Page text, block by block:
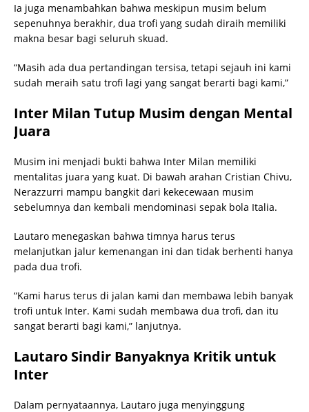
Ia juga menambahkan bahwa meskipun musim belum
sepenuhnya berakhir, dua trofi yang sudah diraih memiliki
makna besar bagi seluruh skuad.
“Masih ada dua pertandingan tersisa, tetapi sejauh ini kami
sudah meraih satu trofi lagi yang sangat berarti bagi kami,”
Inter Milan Tutup Musim dengan Mental
Juara
Musim ini menjadi bukti bahwa Inter Milan memiliki
mentalitas juara yang kuat. Di bawah arahan Cristian Chivu,
Nerazzurri mampu bangkit dari kekecewaan musim
sebelumnya dan kembali mendominasi sepak bola Italia.
Lautaro menegaskan bahwa timnya harus terus
melanjutkan jalur kemenangan ini dan tidak berhenti hanya
pada dua trofi.
“Kami harus terus di jalan kami dan membawa lebih banyak
trofi untuk Inter. Kami sudah membawa dua trofi, dan itu
sangat berarti bagi kami,” lanjutnya.
Lautaro Sindir Banyaknya Kritik untuk
Inter
Dalam pernyataannya, Lautaro juga menyinggung